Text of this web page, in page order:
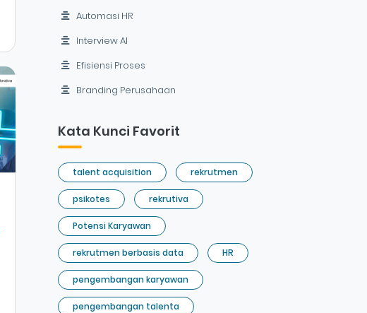
Automasi HR
Interview AI
Efisiensi Proses
Branding Perusahaan
Kata Kunci Favorit
talent acquisition rekrutmen
psikotes rekrutiva
Potensi Karyawan
rekrutmen berbasis data HR
pengembangan karyawan
pengembangan talenta